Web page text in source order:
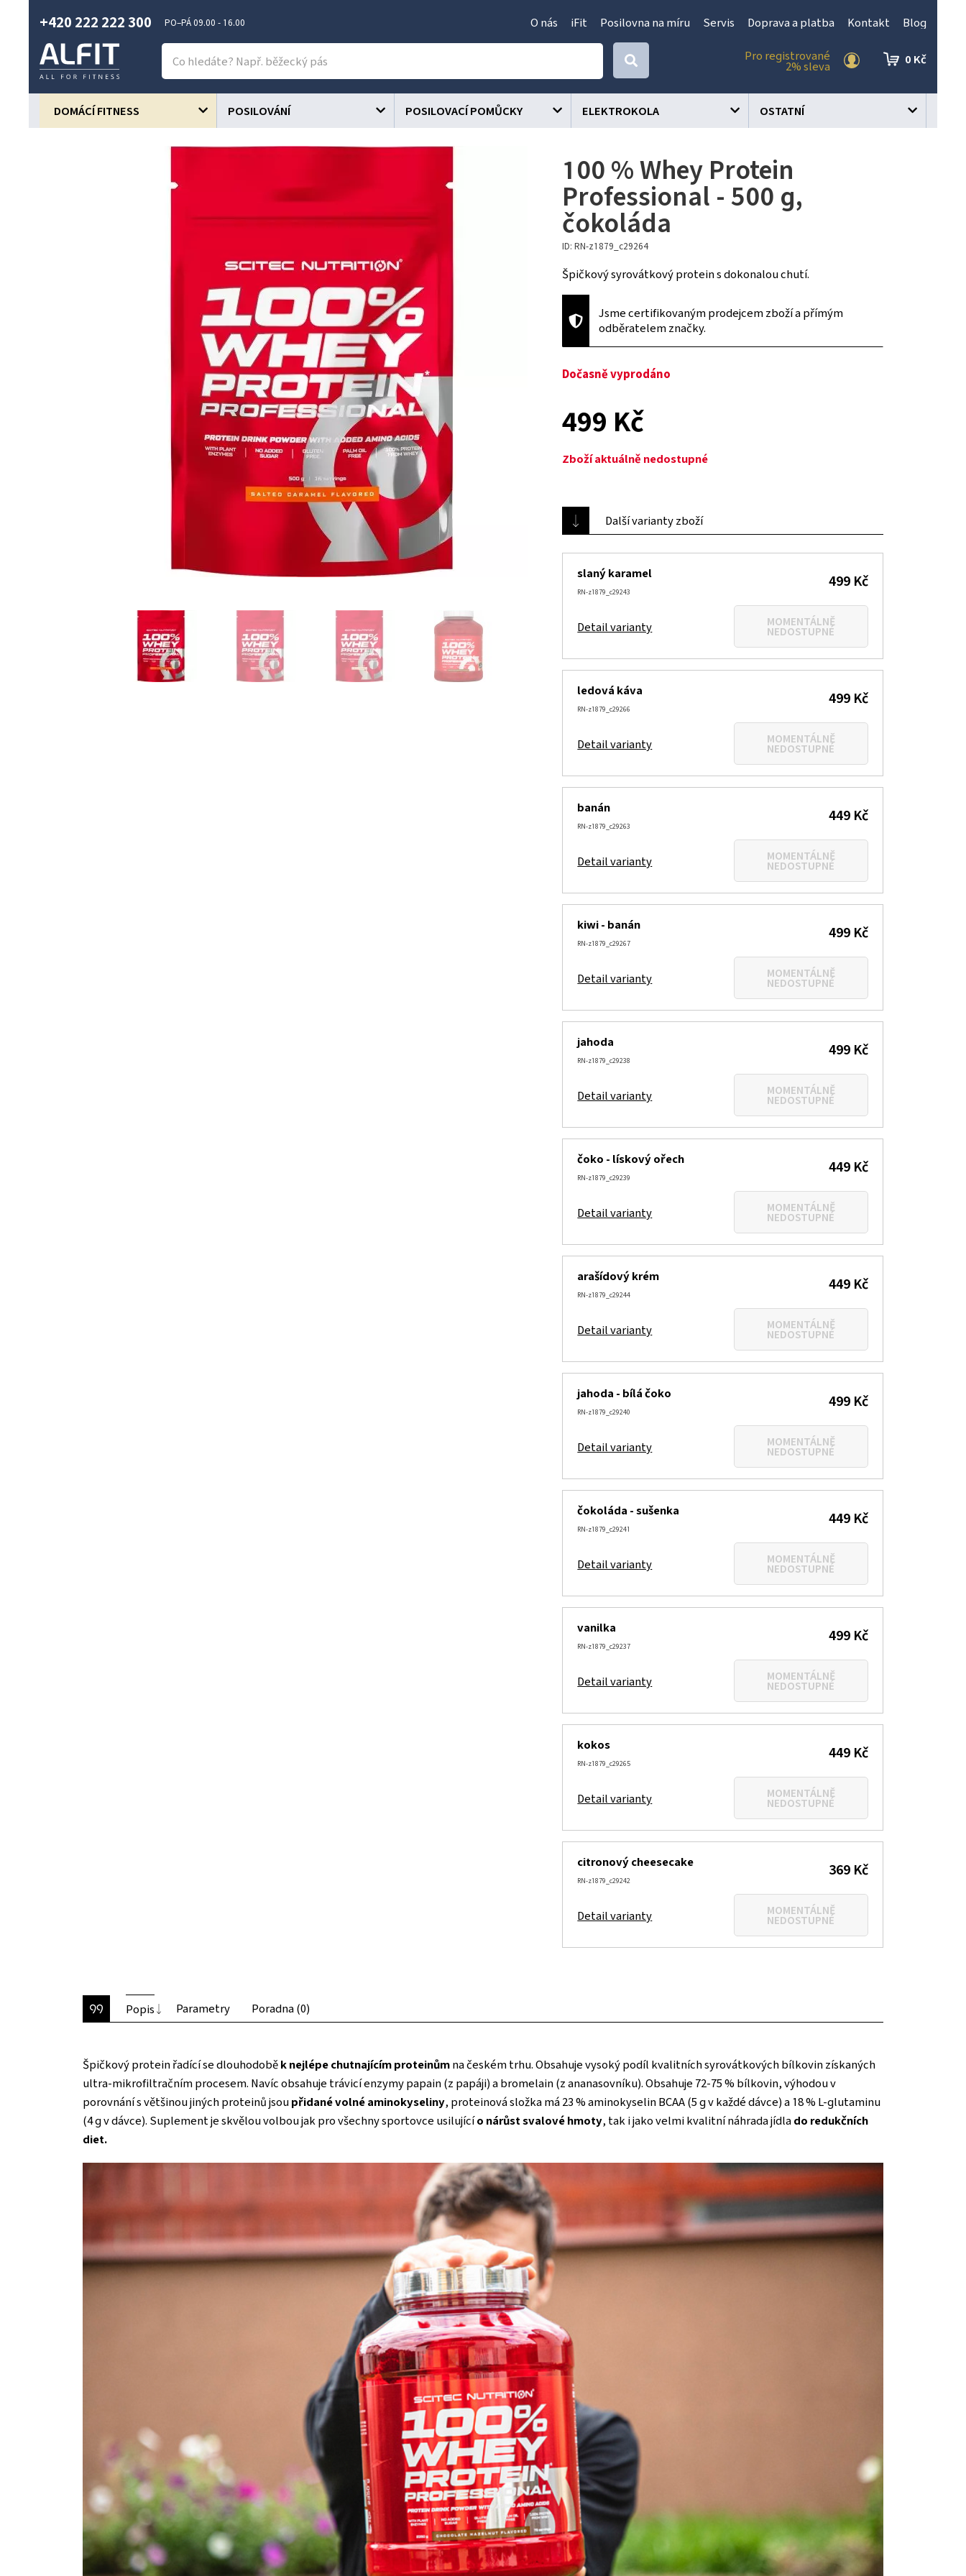
+420 222 222 300 PO–PÁ 09.00 - 16.00 O nás iFit Posilovna na míru Servis Doprava a platba Kontakt Blog
Pro registrované
2% sleva
0 Kč
DOMÁCÍ FITNESS POSILOVÁNÍ POSILOVACÍ POMŮCKY ELEKTROKOLA OSTATNÍ
100 % Whey Protein
Professional - 500 g,
čokoláda
ID: RN-z1879_c29264
Špičkový syrovátkový protein s dokonalou chutí.
Jsme certifikovaným prodejcem zboží a přímým
odběratelem značky.
Dočasně vyprodáno
499 Kč
Zboží aktuálně nedostupné
Další varianty zboží
slaný karamel
RN-z1879_c29243
499 Kč
Detail varianty
MOMENTÁLNĚ
NEDOSTUPNÉ
ledová káva
RN-z1879_c29266
499 Kč
Detail varianty
MOMENTÁLNĚ
NEDOSTUPNÉ
banán
RN-z1879_c29263
449 Kč
Detail varianty
MOMENTÁLNĚ
NEDOSTUPNÉ
kiwi - banán
RN-z1879_c29267
499 Kč
Detail varianty
MOMENTÁLNĚ
NEDOSTUPNÉ
jahoda
RN-z1879_c29238
499 Kč
Detail varianty
MOMENTÁLNĚ
NEDOSTUPNÉ
čoko - lískový ořech
RN-z1879_c29239
449 Kč
Detail varianty
MOMENTÁLNĚ
NEDOSTUPNÉ
arašídový krém
RN-z1879_c29244
449 Kč
Detail varianty
MOMENTÁLNĚ
NEDOSTUPNÉ
jahoda - bílá čoko
RN-z1879_c29240
499 Kč
Detail varianty
MOMENTÁLNĚ
NEDOSTUPNÉ
čokoláda - sušenka
RN-z1879_c29241
449 Kč
Detail varianty
MOMENTÁLNĚ
NEDOSTUPNÉ
vanilka
RN-z1879_c29237
499 Kč
Detail varianty
MOMENTÁLNĚ
NEDOSTUPNÉ
kokos
RN-z1879_c29265
449 Kč
Detail varianty
MOMENTÁLNĚ
NEDOSTUPNÉ
citronový cheesecake
RN-z1879_c29242
369 Kč
Detail varianty
MOMENTÁLNĚ
NEDOSTUPNÉ
Popis Parametry Poradna (0)
Špičkový protein řadící se dlouhodobě k nejlépe chutnajícím proteinům na českém trhu. Obsahuje vysoký podíl kvalitních syrovátkových bílkovin získaných
ultra-mikrofiltračním procesem. Navíc obsahuje trávicí enzymy papain (z papáji) a bromelain (z ananasovníku). Obsahuje 72-75 % bílkovin, výhodou v
porovnání s většinou jiných proteinů jsou přidané volné aminokyseliny, proteinová složka má 23 % aminokyselin BCAA (5 g v každé dávce) a 18 % L-glutaminu
(4 g v dávce). Suplement je skvělou volbou jak pro všechny sportovce usilujícío nárůst svalové hmoty, tak i jako velmi kvalitní náhrada jídla do redukčních
diet.